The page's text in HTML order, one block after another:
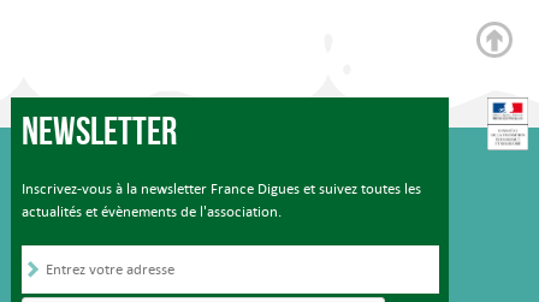
Newsletter
Inscrivez-vous à la newsletter France Digues et suivez toutes les
actualités et évènements de l'association.